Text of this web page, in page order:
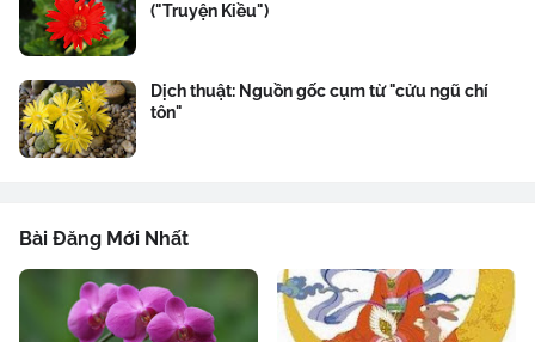
("Truyện Kiều")
Dịch thuật: Nguồn gốc cụm từ "cửu ngũ chí
tôn"
Bài Đăng Mới Nhất